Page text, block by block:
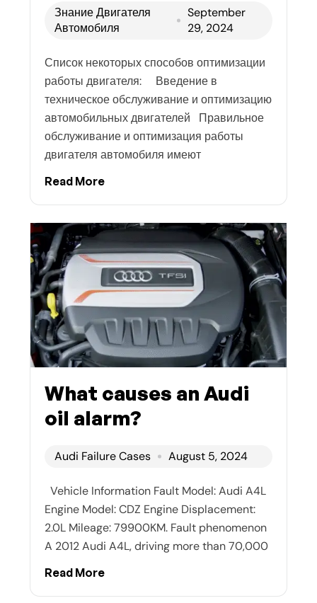
Знание Двигателя
Автомобиля
September
29, 2024
Список некоторых способов оптимизации
работы двигателя: Введение в
техническое обслуживание и оптимизацию
автомобильных двигателей Правильное
обслуживание и оптимизация работы
двигателя автомобиля имеют
Read More
What causes an Audi
oil alarm?
Audi Failure Cases August 5, 2024
Vehicle Information Fault Model: Audi A4L
Engine Model: CDZ Engine Displacement:
2.0L Mileage: 79900KM. Fault phenomenon
A 2012 Audi A4L, driving more than 70,000
Read More